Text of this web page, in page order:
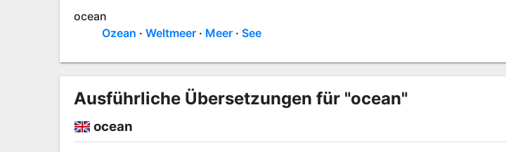
ocean
Ozean
Weltmeer Meer See
Ausführliche Übersetzungen für "ocean"
ocean